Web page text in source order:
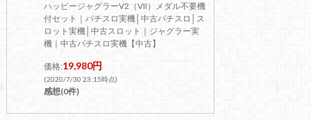
ハッピージャグラーV2（VII）メダル不要機
付セット｜パチスロ実機│中古パチスロ│ス
ロット実機│中古スロット｜ジャグラー実
機｜中古パチスロ実機【中古】
価格:19,980円
(2020/7/30 23:15時点)
感想(0件)